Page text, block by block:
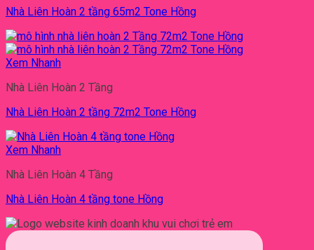
Nhà Liên Hoàn 2 tầng 65m2 Tone Hồng
Xem Nhanh
Nhà Liên Hoàn 2 Tầng
Nhà Liên Hoàn 2 tầng 72m2 Tone Hồng
Xem Nhanh
Nhà Liên Hoàn 4 Tầng
Nhà Liên Hoàn 4 tầng tone Hồng